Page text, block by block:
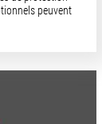
peuvent